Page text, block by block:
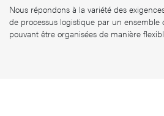
Nous répondons à la variété des
de processus logistique par un ensemble
pouvant être organisées de manière